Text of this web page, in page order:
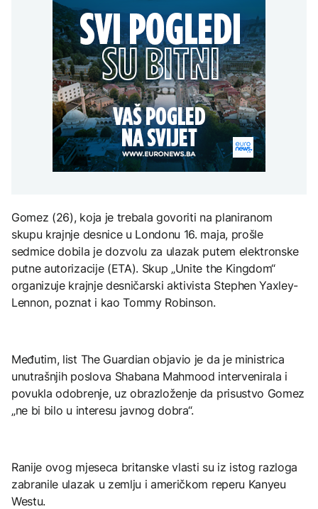
otežava gašenje iz zraka
AKTUELNO
Požar kod Konjica i dalje
aktivan, gust dim
otežava gašenje iz zraka
Europol: U Srbiji i
Njemačkoj uhapšeni
krijumčari koji su
prebacivali migrante iz
Sirije
Promet prepolovljen
uprkos smirivanju
sukoba SAD-a i Irana
EVROPA
Kallas: EU uvela nove
sankcije za pet osoba
povezanih s ruskim
vojno-industrijskim
kompleksom
miliona dolara
KULTURA
Rat i pijesak prijete
drevnim piramidama
Meroe u Sudanu
albumu
Gomez (26), koja je trebala govoriti na planiranom
skupu krajnje desnice u Londonu 16. maja, prošle
sedmice dobila je dozvolu za ulazak putem elektronske
putne autorizacije (ETA). Skup „Unite the Kingdom“
organizuje krajnje desničarski aktivista Stephen Yaxley-
Lennon, poznat i kao Tommy Robinson.
Međutim, list The Guardian objavio je da je ministrica
unutrašnjih poslova Shabana Mahmood intervenirala i
povukla odobrenje, uz obrazloženje da prisustvo Gomez
„ne bi bilo u interesu javnog dobra“.
Ranije ovog mjeseca britanske vlasti su iz istog razloga
zabranile ulazak u zemlju i američkom reperu Kanyeu
Westu.